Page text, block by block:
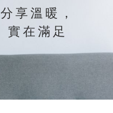
分享溫暖，
實在滿足